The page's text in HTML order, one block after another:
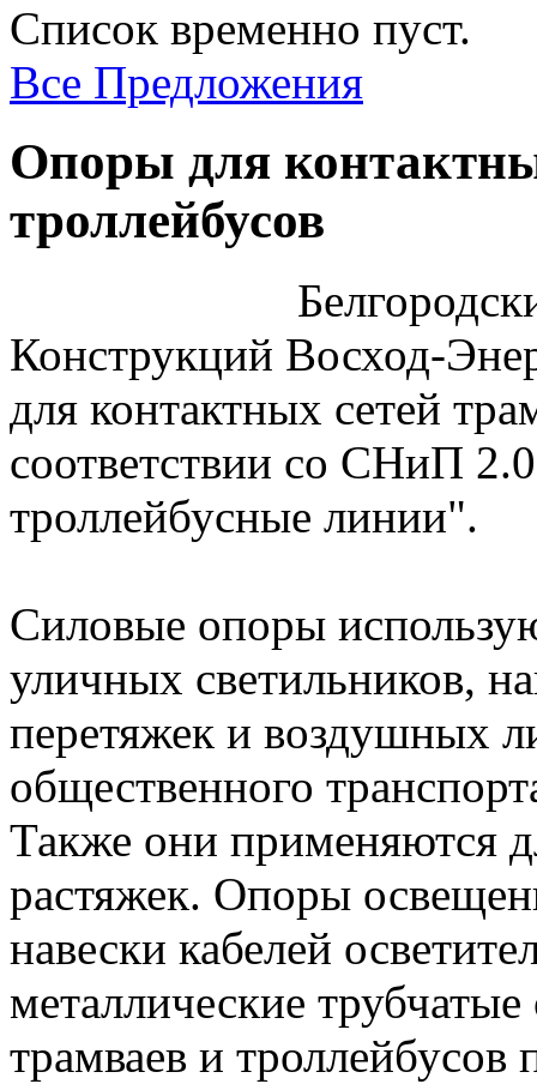
Список временно пуст.
Все Предложения
Опоры для
троллейбусов
Конструкций Восход-
для контактных сетей
соответствии со СНиП
троллейбусные линии".
Силовые опоры
уличных светильников,
перетяжек и воздушных
общественного
Также они применяются
растяжек. Опоры
навески кабелей
металлические
трамваев и троллейбусов